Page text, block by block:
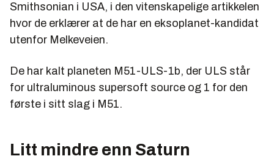
Smithsonian i USA, i den vitenskapelige artikkelen
hvor de erklærer at de har en eksoplanet-kandidat
utenfor Melkeveien.
De har kalt planeten M51-ULS-1b, der ULS står
for ultraluminous supersoft source og 1 for den
første i sitt slag i M51.
Litt mindre enn Saturn